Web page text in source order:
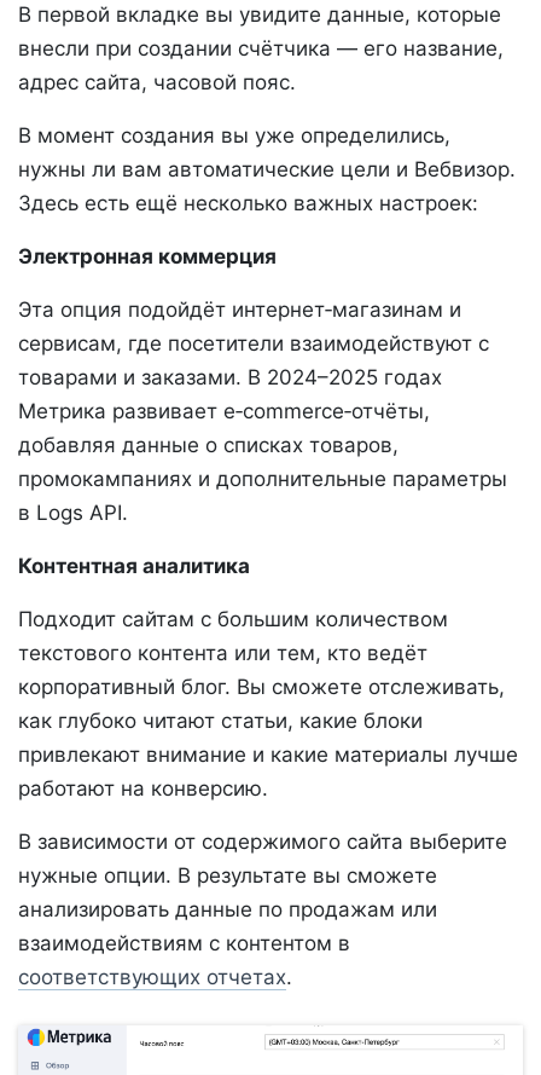
В первой вкладке вы увидите данные, которые
внесли при создании счётчика — его название,
адрес сайта, часовой пояс.
В момент создания вы уже определились,
нужны ли вам автоматические цели и Вебвизор.
Здесь есть ещё несколько важных настроек:
Электронная коммерция
Эта опция подойдёт интернет‑магазинам и
сервисам, где посетители взаимодействуют с
товарами и заказами. В 2024–2025 годах
Метрика развивает e‑commerce‑отчёты,
добавляя данные о списках товаров,
промокампаниях и дополнительные параметры
в Logs API.
Контентная аналитика
Подходит сайтам с большим количеством
текстового контента или тем, кто ведёт
корпоративный блог. Вы сможете отслеживать,
как глубоко читают статьи, какие блоки
привлекают внимание и какие материалы лучше
работают на конверсию.
В зависимости от содержимого сайта выберите
нужные опции. В результате вы сможете
анализировать данные по продажам или
взаимодействиям с контентом в
соответствующих отчетах.